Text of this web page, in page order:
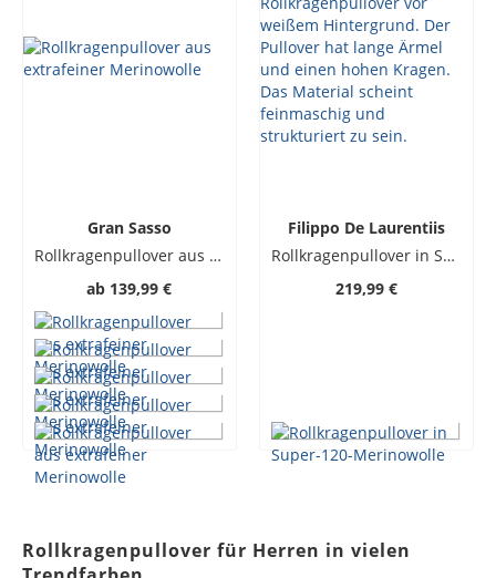
Gran Sasso
Rollkragenpullover aus extrafeiner Merinowolle
ab 139,99 €
Filippo De Laurentiis
Rollkragenpullover in Super-120-Merinowolle
219,99 €
Rollkragenpullover für Herren in vielen